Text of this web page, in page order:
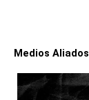
Medios Aliados